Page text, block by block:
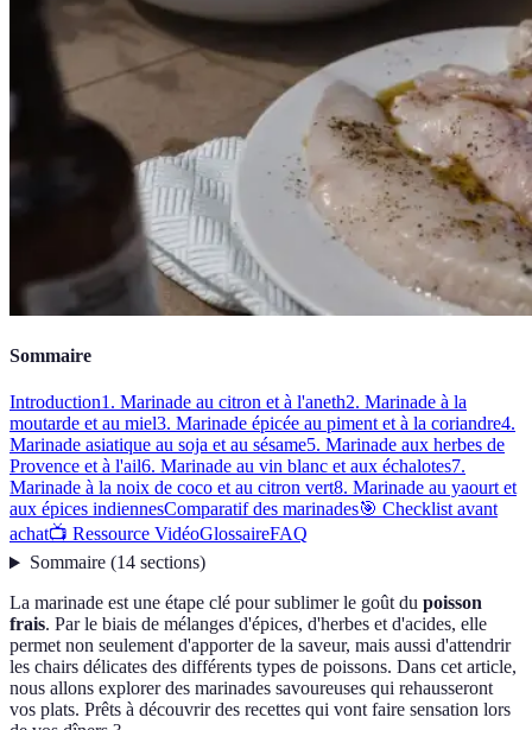
Sommaire
Introduction1. Marinade au citron et à l'aneth2. Marinade à la
moutarde et au miel3. Marinade épicée au piment et à la coriandre4.
Marinade asiatique au soja et au sésame5. Marinade aux herbes de
Provence et à l'ail6. Marinade au vin blanc et aux échalotes7.
Marinade à la noix de coco et au citron vert8. Marinade au yaourt et
aux épices indiennesComparatif des marinades🎯 Checklist avant
achat📺 Ressource VidéoGlossaireFAQ
Sommaire(14 sections)
La marinade est une étape clé pour sublimer le goût du poisson
frais. Par le biais de mélanges d'épices, d'herbes et d'acides, elle
permet non seulement d'apporter de la saveur, mais aussi d'attendrir
les chairs délicates des différents types de poissons. Dans cet article,
nous allons explorer des marinades savoureuses qui rehausseront
vos plats. Prêts à découvrir des recettes qui vont faire sensation lors